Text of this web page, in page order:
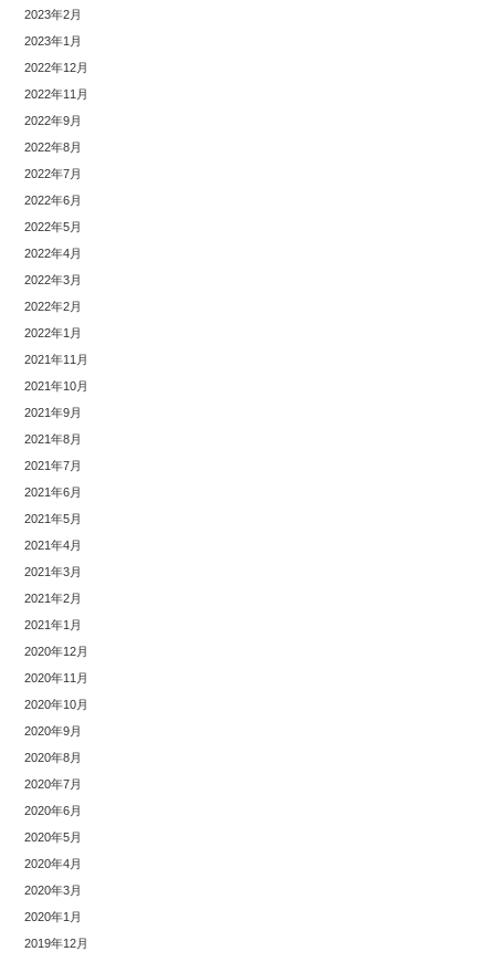
2023年2月
2023年1月
2022年12月
2022年11月
2022年9月
2022年8月
2022年7月
2022年6月
2022年5月
2022年4月
2022年3月
2022年2月
2022年1月
2021年11月
2021年10月
2021年9月
2021年8月
2021年7月
2021年6月
2021年5月
2021年4月
2021年3月
2021年2月
2021年1月
2020年12月
2020年11月
2020年10月
2020年9月
2020年8月
2020年7月
2020年6月
2020年5月
2020年4月
2020年3月
2020年1月
2019年12月